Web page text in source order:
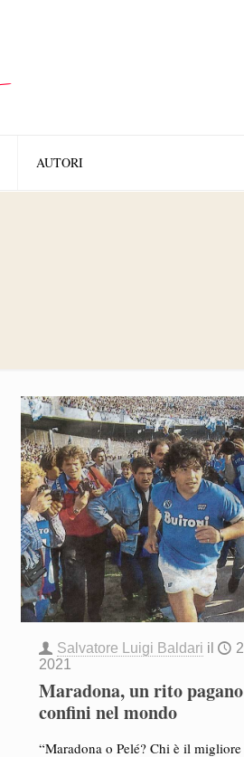
AUTORI
Salvatore Luigi Baldari il
2021
Maradona, un rito
confini nel mondo
“Maradona o Pelé? Chi è il migliore